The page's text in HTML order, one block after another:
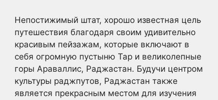
Непостижимый штат, хорошо известная цель
путешествия благодаря своим удивительно
красивым пейзажам, которые включают в
себя огромную пустыню Тар и великолепные
горы Араваллис, Раджастан. Будучи центром
культуры раджпутов, Раджастан также
является прекрасным местом для изучения